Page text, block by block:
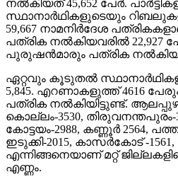
നല്‍കിയത് 45,652 പേര്‍.
സ്ഥാനാര്‍ഥികളുടെയും
59,667 നാമനിര്‍ദേശ
പത്രിക നല്‍കിയവരില്‍ 22,927
പുരുഷന്‍മാരും പത്രിക
ഏറ്റവും കൂടുതല്‍
5,845. എറണാകളുത്ത് 4616
പത്രിക നല്‍കിയിട്ടുണ്ട്. ആലപ്പുഴ-
കൊല്ലം-3530, തിരുവനന്തപുരം-
കോട്ടയം-2988, കണ്ണൂര്‍ 2564,
ഇടുക്കി-2015, കാസര്‍കോട് -1561,
എന്നിങ്ങനെയാണ് മറ്റ്
എണ്ണം.